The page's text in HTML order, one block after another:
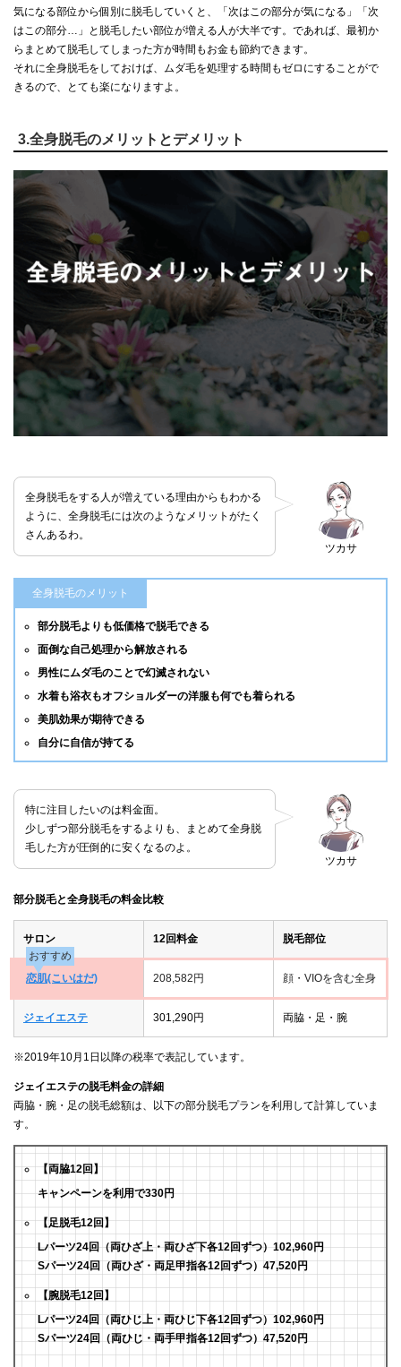
気になる部位から個別に脱毛していくと、「次はこの部分が気になる」「次
はこの部分…」と脱毛したい部位が増える人が大半です。であれば、最初か
らまとめて脱毛してしまった方が時間もお金も節約できます。
それに全身脱毛をしておけば、ムダ毛を処理する時間もゼロにすることがで
きるので、とても楽になりますよ。
3.全身脱毛のメリットとデメリット
ツカサ
全身脱毛をする人が増えている理由からもわかる
ように、全身脱毛には次のようなメリットがたく
さんあるわ。
全身脱毛のメリット
部分脱毛よりも低価格で脱毛できる
面倒な自己処理から解放される
男性にムダ毛のことで幻滅されない
水着も浴衣もオフショルダーの洋服も何でも着られる
美肌効果が期待できる
自分に自信が持てる
ツカサ
特に注目したいのは料金面。
少しずつ部分脱毛をするよりも、まとめて全身脱
毛した方が圧倒的に安くなるのよ。
部分脱毛と全身脱毛の料金比較
サロン 12回料金
脱毛部位
おすすめ
恋肌(こいはだ)
208,582円 顔・VIOを含む全身
ジェイエステ 301,290円 両脇・足・腕
※2019年10月1日以降の税率で表記しています。
ジェイエステの脱毛料金の詳細
両脇・腕・足の脱毛総額は、以下の部分脱毛プランを利用して計算していま
す。
【両脇12回】
キャンペーンを利用で330円
【足脱毛12回】
Lパーツ24回（両ひざ上・両ひざ下各12回ずつ）102,960円
Sパーツ24回（両ひざ・両足甲指各12回ずつ）47,520円
【腕脱毛12回】
Lパーツ24回（両ひじ上・両ひじ下各12回ずつ）102,960円
Sパーツ24回（両ひじ・両手甲指各12回ずつ）47,520円